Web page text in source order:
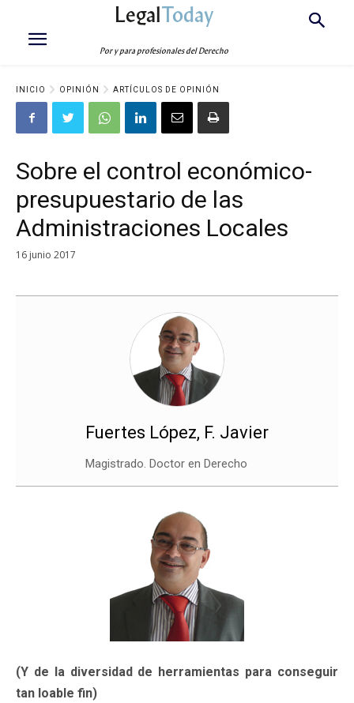
LegalToday
Por y para profesionales del Derecho
INICIO OPINIÓN ARTÍCULOS DE OPINIÓN
Sobre el control económico-
presupuestario de las
Administraciones Locales
16 junio 2017
Fuertes López, F. Javier
Magistrado. Doctor en Derecho
(Y de la diversidad de herramientas para conseguir
tan loable fin)